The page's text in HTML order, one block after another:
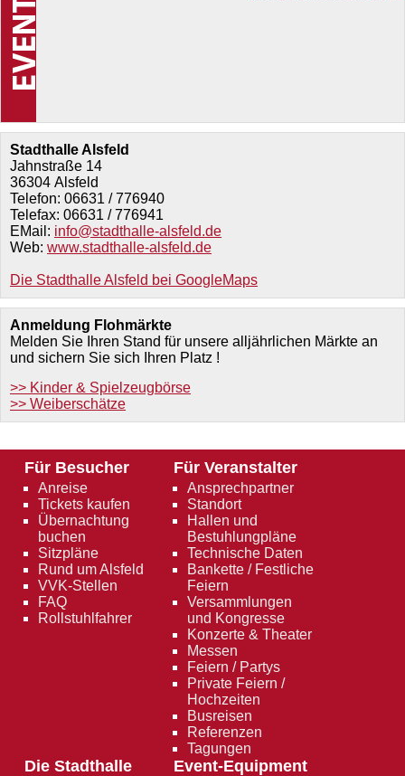
Stadthalle Alsfeld
Jahnstraße 14
36304 Alsfeld
Telefon: 06631 / 776940
Telefax: 06631 / 776941
EMail: info@stadthalle-alsfeld.de
Web: www.stadthalle-alsfeld.de
Die Stadthalle Alsfeld bei GoogleMaps
Anmeldung Flohmärkte
Melden Sie Ihren Stand für unsere alljährlichen Märkte an
und sichern Sie sich Ihren Platz !
>> Kinder & Spielzeugbörse
>> Weiberschätze
Für Besucher
Anreise
Tickets kaufen
Übernachtung
buchen
Sitzpläne
Rund um Alsfeld
VVK-Stellen
FAQ
Rollstuhlfahrer
Für Veranstalter
Ansprechpartner
Standort
Hallen und
Bestuhlungpläne
Technische Daten
Bankette / Festliche
Feiern
Versammlungen
und Kongresse
Konzerte & Theater
Messen
Feiern / Partys
Private Feiern /
Hochzeiten
Busreisen
Referenzen
Tagungen
Die Stadthalle Event-Equipment